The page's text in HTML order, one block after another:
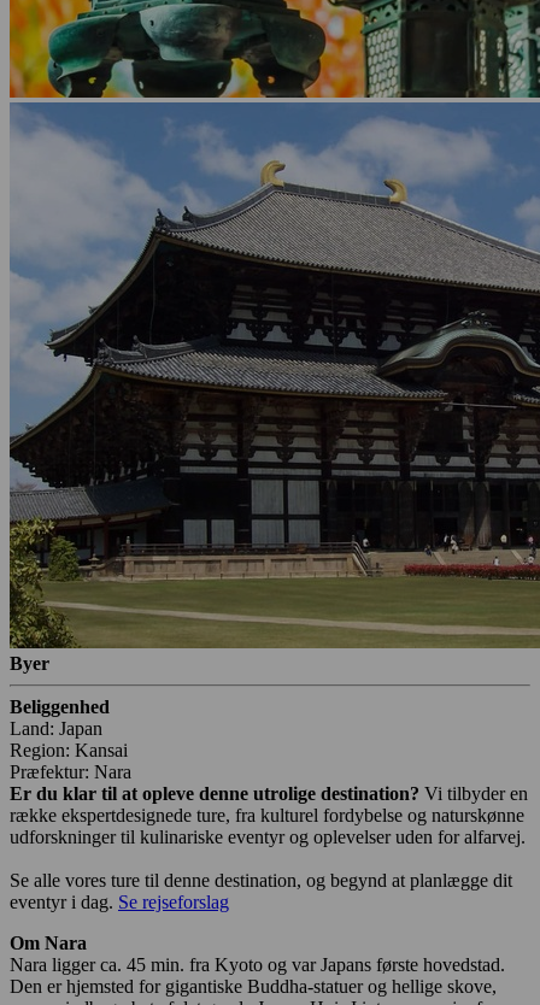
Byer
Beliggenhed
Land: Japan
Region: Kansai
Præfektur: Nara
Er du klar til at opleve denne utrolige destination? Vi tilbyder en
række ekspertdesignede ture, fra kulturel fordybelse og naturskønne
udforskninger til kulinariske eventyr og oplevelser uden for alfarvej.
Se alle vores ture til denne destination, og begynd at planlægge dit
eventyr i dag. Se rejseforslag
Om Nara
Nara ligger ca. 45 min. fra Kyoto og var Japans første hovedstad.
Den er hjemsted for gigantiske Buddha-statuer og hellige skove,